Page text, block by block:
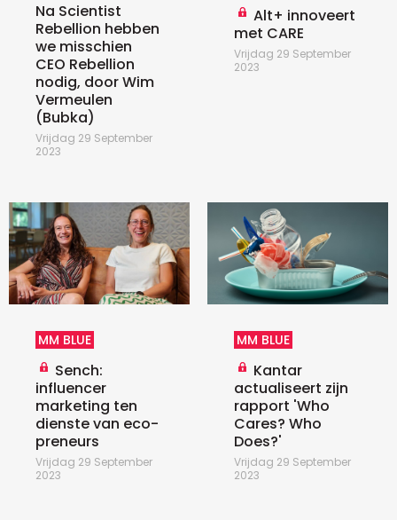
Na Scientist
Rebellion hebben
we misschien
CEO Rebellion
nodig, door Wim
Vermeulen
(Bubka)
Vrijdag 29 September
2023
Alt+ innoveert
met CARE
Vrijdag 29 September
2023
MM BLUE
Sench:
influencer
marketing ten
dienste van eco-
preneurs
Vrijdag 29 September
2023
MM BLUE
Kantar
actualiseert zijn
rapport 'Who
Cares? Who
Does?'
Vrijdag 29 September
2023